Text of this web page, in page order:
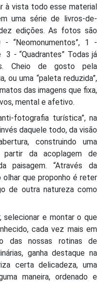
à vista todo esse material
uma série de livros-de-
edições. As fotos são
- “Neomonumentos”, 1 -
3 - “Quadrantes” Todas já
Cheio de gosto pela
ou uma “paleta reduzida”,
das imagens que fixa,
mental e afetivo.
fotografia turística”, na
daquele todo, da visão
construindo uma
da acoplagem de
paisagem. “Através da
que proponho é reter
de outra natureza como
selecionar e montar o que
cada vez mais em
das nossas rotinas de
ganha destaque na
certa delicadeza, uma
maneira, ordenado e